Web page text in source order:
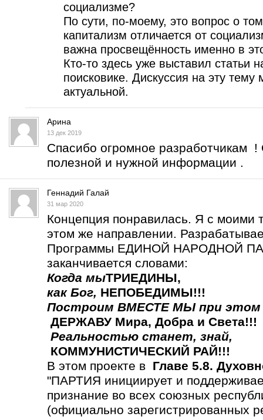
социализме?
По сути, по-моему, это вопрос о
капитализм отличается от
важна просвещённость именно в
Кто-то здесь уже выставил статьи
поисковике. Дискуссия на эту тему
актуальной.
Арина
13 дек 2019
Спасибо огромное разработчикам
полезной и нужной информации .
Геннадий Галай
31 мар 2020
Концепция понравилась. Я с моими
этом же направлении.
Программы ЕДИНОЙ НАРОДНОЙ
заканчивается словами:
Когда мыТРИЕДИНЫ,
как Бог, НЕПОБЕДИМЫ!!!
Построим ВМЕСТЕ МЫ при этом
ДЕРЖАВУ Мира, Добра и Света!!!
Реальностью станет, знай,
КОММУНИСТИЧЕСКИЙ РАЙ!!!
В этом проекте в Главе 5.8.
"ПАРТИЯ инициирует и
признание во всех союзных
(официально зарегистрированных